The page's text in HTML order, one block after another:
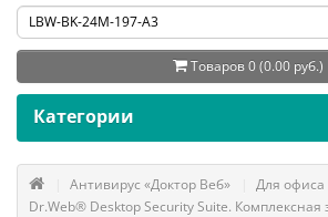
Товаров 0 (0.00 руб.)
Категории
Антивирус «Доктор Веб» Для офиса
Dr.Web® Desktop Security Suite. Комплексная